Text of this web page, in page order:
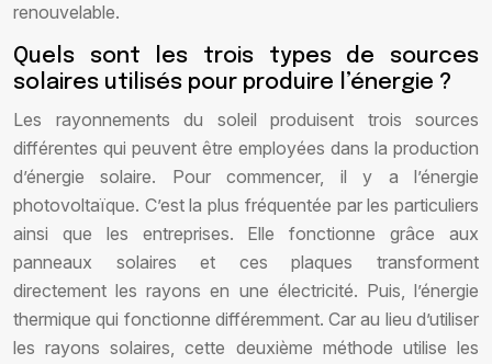
renouvelable.
Quels sont les trois types de sources
solaires utilisés pour produire l’énergie ?
Les rayonnements du soleil produisent trois sources
différentes qui peuvent être employées dans la production
d’énergie solaire. Pour commencer, il y a l’énergie
photovoltaïque. C’est la plus fréquentée par les particuliers
ainsi que les entreprises. Elle fonctionne grâce aux
panneaux solaires et ces plaques transforment
directement les rayons en une électricité. Puis, l’énergie
thermique qui fonctionne différemment. Car au lieu d’utiliser
les rayons solaires, cette deuxième méthode utilise les